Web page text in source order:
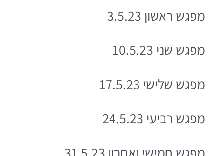
מפגש ראשון 3.5.23
מפגש שני 10.5.23
מפגש שלישי 17.5.23
מפגש רביעי 24.5.23